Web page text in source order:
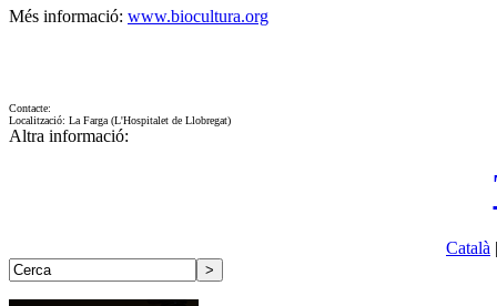
Més informació: www.biocultura.org
Contacte:
Localització: La Farga (L'Hospitalet de Llobregat)
Altra informació:
Català